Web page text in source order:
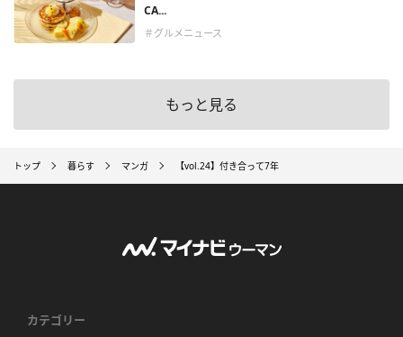
CA...
＃グルメニュース
もっと見る
トップ 暮らす マンガ 【vol.24】付き合って7年
カテゴリー